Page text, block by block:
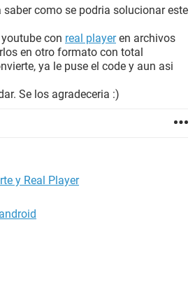
saber como se podria solucionar este
con real playeren archivos
en otro formato con total
ya le puse el code y aun asi
Se los agradeceria :)
y Real Player